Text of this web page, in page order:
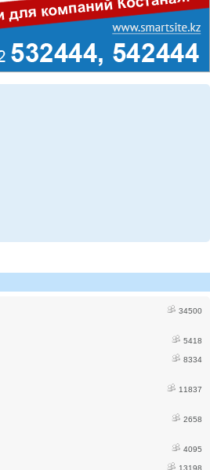
34500
5418
8334
11837
2658
4095
13198